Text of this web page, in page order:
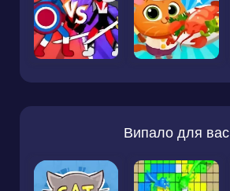
Випало для вас